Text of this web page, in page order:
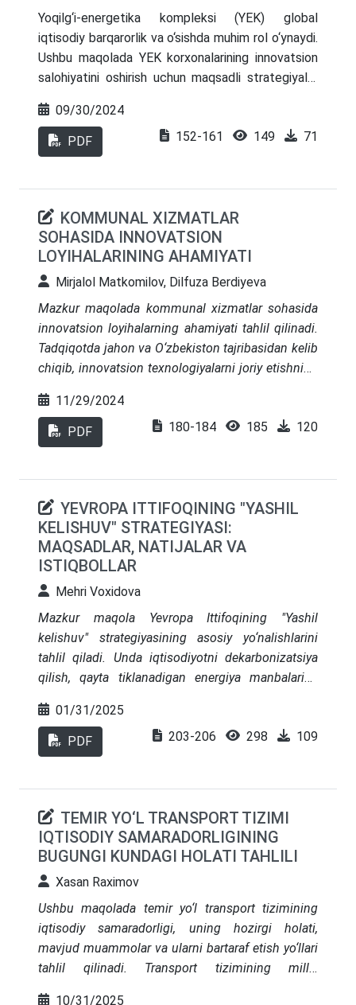
Yoqilg‘i-energetika kompleksi (YEK) global
iqtisodiy barqarorlik va o‘sishda muhim rol o‘ynaydi.
Ushbu maqolada YEK korxonalarining innovatsion
salohiyatini oshirish uchun maqsadli strategiyalar
tendentsiyalar hamda natijalarni aks ettiruvchi
statistik ma’lumotlar bilan qo‘llab-quvvatlanadi.
09/30/2024
PDF 152-161 149 71
KOMMUNAL XIZMATLAR
SOHASIDA INNOVATSION
LOYIHALARINING AHAMIYATI
Mirjalol Matkomilov, Dilfuza Berdiyeva
Mazkur maqolada kommunal xizmatlar sohasida
innovatsion loyihalarning ahamiyati tahlil qilinadi.
Tadqiqotda jahon va O‘zbekiston tajribasidan kelib
chiqib, innovatsion texnologiyalarni joriy etishning
chiqilgan. Innovatsion loyihalar, jumladan, aqlli
shaharlar tizimi, raqamli boshqaruv, energiya
samaradorligi va chiqindilarni qayta ishlash kabi
farovonligini oshirish imkoniyatlari tahlil etilgan.
Shuningdek, maqolada innovatsion
texnologiyalarni joriy etishda mavjud bo‘lgan
infratuzilma, moliyaviy va texnologik cheklovlar
muhokama qilinadi hamda bu muammolarni hal
11/29/2024
PDF 180-184 185 120
YEVROPA ITTIFOQINING "YASHIL
KELISHUV" STRATEGIYASI:
MAQSADLAR, NATIJALAR VA
ISTIQBOLLAR
Mehri Voxidova
Mazkur maqola Yevropa Ittifoqining "Yashil
kelishuv" strategiyasining asosiy yo‘nalishlarini
tahlil qiladi. Unda iqtisodiyotni dekarbonizatsiya
qilish, qayta tiklanadigan energiya manbalariga
chora-tadbirlar muhokama qilingan. Tahlil
natijalariga ko‘ra, Yashil kelishuv iqtisodiy o‘sishni
ta’minlash va ekologik barqarorlikni
takliflar keltirib o‘tilgan.
01/31/2025
PDF 203-206 298 109
TEMIR YO‘L TRANSPORT TIZIMI
IQTISODIY SAMARADORLIGINING
BUGUNGI KUNDAGI HOLATI TAHLILI
Xasan Raximov
Ushbu maqolada temir yo‘l transport tizimining
iqtisodiy samaradorligi, uning hozirgi holati,
mavjud muammolar va ularni bartaraf etish yo‘llari
tahlil qilinadi. Transport tizimining milliy
10/31/2025